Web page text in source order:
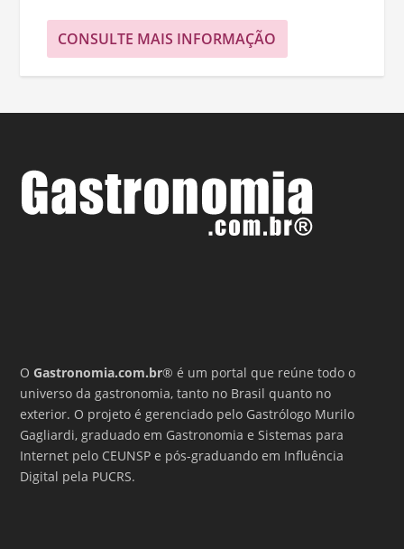
CONSULTE MAIS INFORMAÇÃO
OGastronomia.com.br® é um portal que reúne todo o
universo da gastronomia, tanto no Brasil quanto no
exterior. O projeto é gerenciado pelo Gastrólogo Murilo
Gagliardi, graduado em Gastronomia e Sistemas para
Internet pelo CEUNSP e pós-graduando em Influência
Digital pela PUCRS.